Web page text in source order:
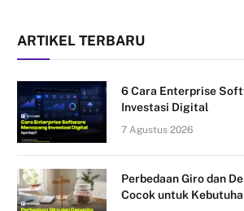
ARTIKEL TERBARU
6 Cara Enterprise
Investasi Digital
7 Agustus 2026
Perbedaan Giro dan
Cocok untuk